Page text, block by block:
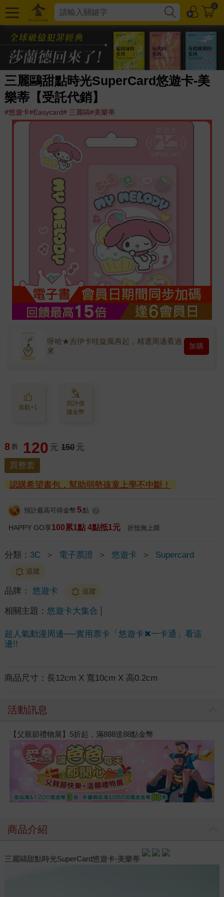
0
三麗鷗甜點時光SuperCard悠遊卡-美
樂蒂【受託代銷】
#悠遊卡#Easycard# 三麗鷗#美樂蒂
呀哈★吉伊卡哇旋風再起，精選周邊看過
來
加購
喜歡+1
寫評價
賺金幣
8 折 120 元 150 元
買整套
認購希望書包，幫助弱勢孩童上學不中斷！
預計最高可得金幣 5 點
HAPPY GO享100累1點 4點抵1元 折抵無上限
分類： 3C ＞ 電子票證 ＞ 悠遊卡 ＞ Supercard
追蹤
品牌： 悠遊卡 追蹤
相關主題： 悠遊卡大集合
超人氣動漫周邊──實用票卡「悠遊卡✖一卡通」看這
邊!!
商品尺寸： 長12cm X 寬10cm X 高0.2cm
活動訊息
【父親節禮物展】5折起，滿888送88點金幣
商品介紹
三麗鷗甜點時光SuperCard悠遊卡-美樂蒂